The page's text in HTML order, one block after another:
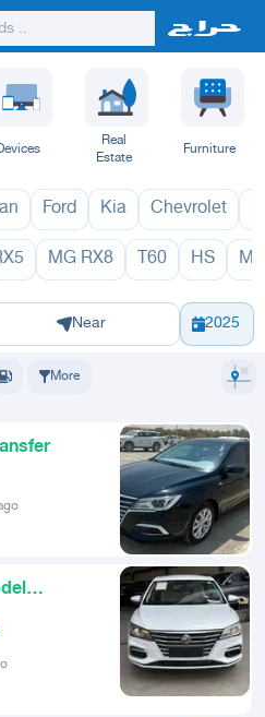
Real
Estate
Furniture
Ford Kia Chevrolet
MG RX8 T60 HS
Yanbu Hafar Al Batin Madinah
Near 2025
5 2027 5
More
Transfer